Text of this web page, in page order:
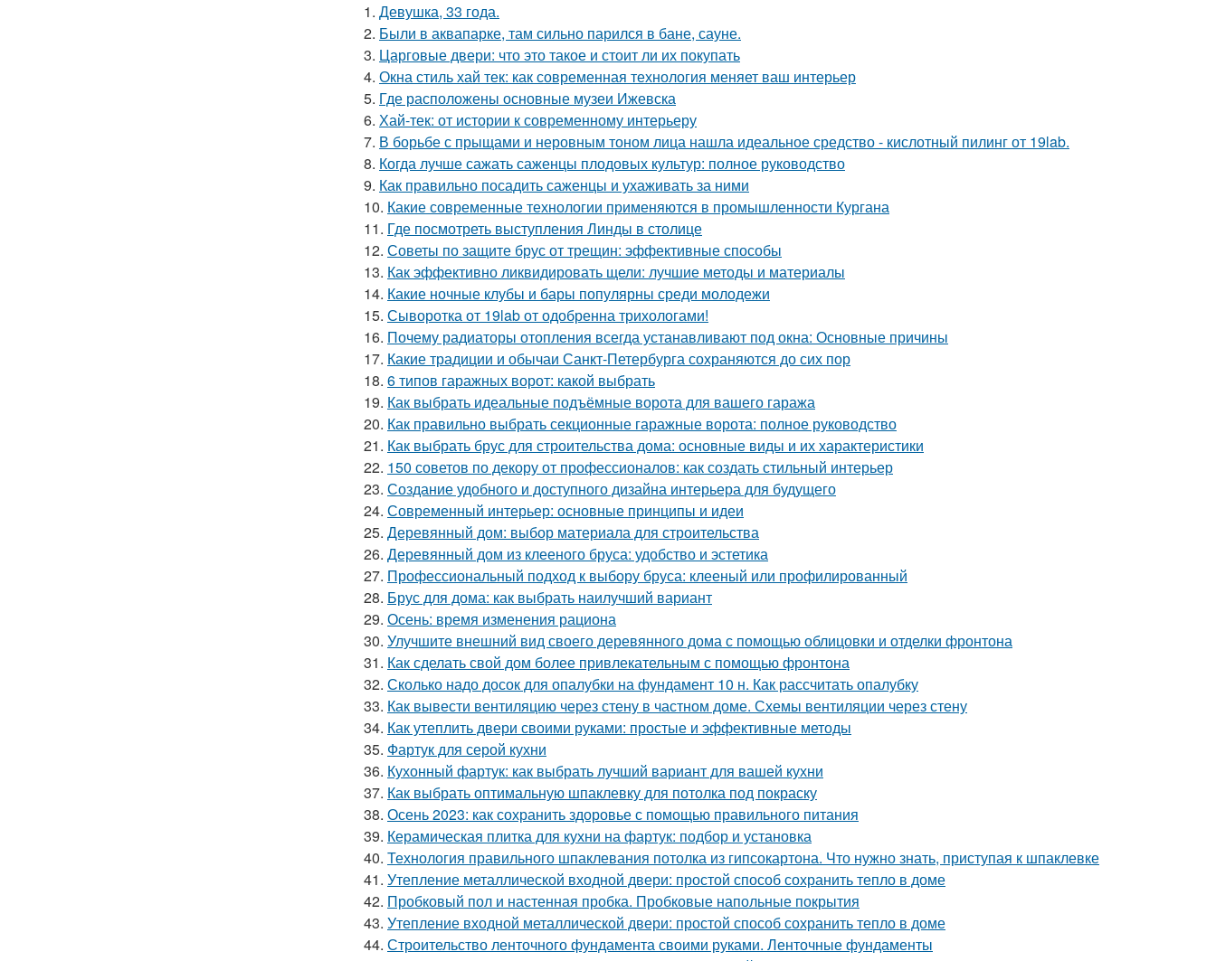
1. Девушка, 33 года.
2. Были в аквапарке, там сильно парился в бане, сауне.
3. Царговые двери: что это такое и стоит ли их покупать
4. Окна стиль хай тек: как современная технология меняет ваш интерьер
5. Где расположены основные музеи Ижевска
6. Хай-тек: от истории к современному интерьеру
7. В борьбе с прыщами и неровным тоном лица нашла идеальное средство - кислотный пилинг от 19lab.
8. Когда лучше сажать саженцы плодовых культур: полное руководство
9. Как правильно посадить саженцы и ухаживать за ними
10. Какие современные технологии применяются в промышленности Кургана
11. Где посмотреть выступления Линды в столице
12. Советы по защите брус от трещин: эффективные способы
13. Как эффективно ликвидировать щели: лучшие методы и материалы
14. Какие ночные клубы и бары популярны среди молодежи
15. Сыворотка от 19lab от одобренна трихологами!
16. Почему радиаторы отопления всегда устанавливают под окна: Основные причины
17. Какие традиции и обычаи Санкт-Петербурга сохраняются до сих пор
18. 6 типов гаражных ворот: какой выбрать
19. Как выбрать идеальные подъёмные ворота для вашего гаража
20. Как правильно выбрать секционные гаражные ворота: полное руководство
21. Как выбрать брус для строительства дома: основные виды и их характеристики
22. 150 советов по декору от профессионалов: как создать стильный интерьер
23. Создание удобного и доступного дизайна интерьера для будущего
24. Современный интерьер: основные принципы и идеи
25. Деревянный дом: выбор материала для строительства
26. Деревянный дом из клееного бруса: удобство и эстетика
27. Профессиональный подход к выбору бруса: клееный или профилированный
28. Брус для дома: как выбрать наилучший вариант
29. Осень: время изменения рациона
30. Улучшите внешний вид своего деревянного дома с помощью облицовки и отделки фронтона
31. Как сделать свой дом более привлекательным с помощью фронтона
32. Сколько надо досок для опалубки на фундамент 10 н. Как рассчитать опалубку
33. Как вывести вентиляцию через стену в частном доме. Схемы вентиляции через стену
34. Как утеплить двери своими руками: простые и эффективные методы
35. Фартук для серой кухни
36. Кухонный фартук: как выбрать лучший вариант для вашей кухни
37. Как выбрать оптимальную шпаклевку для потолка под покраску
38. Осень 2023: как сохранить здоровье с помощью правильного питания
39. Керамическая плитка для кухни на фартук: подбор и установка
40. Технология правильного шпаклевания потолка из гипсокартона. Что нужно знать, приступая к шпаклевке
41. Утепление металлической входной двери: простой способ сохранить тепло в доме
42. Пробковый пол и настенная пробка. Пробковые напольные покрытия
43. Утепление входной металлической двери: простой способ сохранить тепло в доме
44. Строительство ленточного фундамента своими руками. Ленточные фундаменты